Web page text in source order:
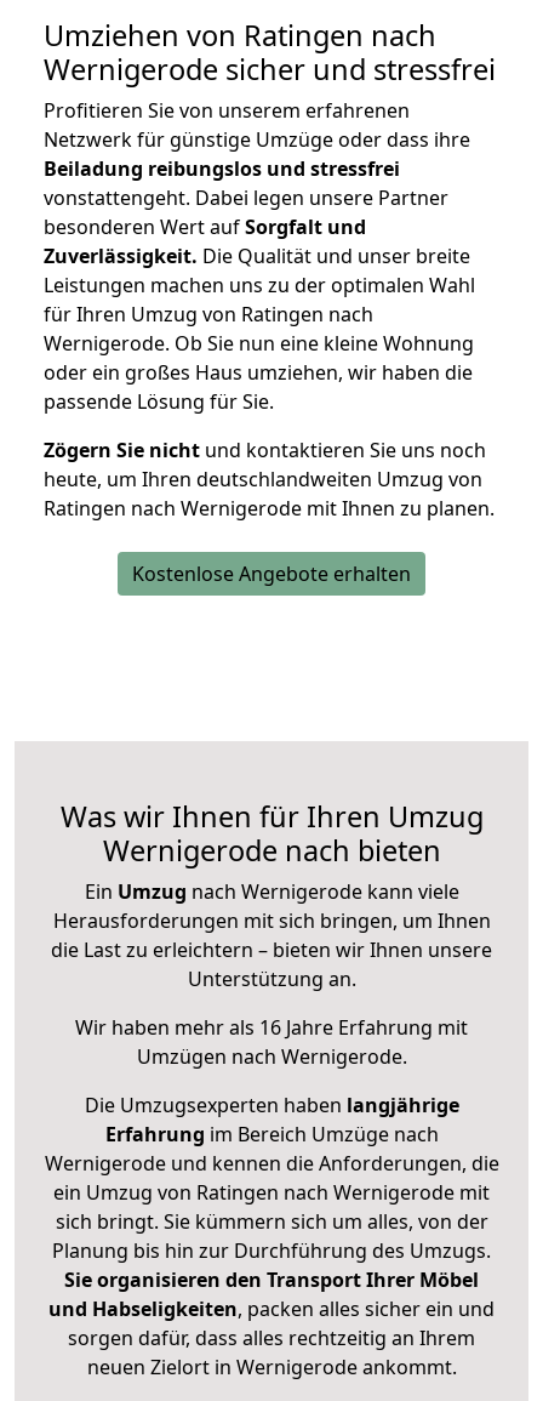
Umziehen von Ratingen nach
Wernigerode sicher und stressfrei
Profitieren Sie von unserem erfahrenen
Netzwerk für günstige Umzüge oder dass ihre
Beiladung reibungslos und stressfrei
vonstattengeht. Dabei legen unsere Partner
besonderen Wert aufSorgfalt und
Zuverlässigkeit. Die Qualität und unser breite
Leistungen machen uns zu der optimalen Wahl
für Ihren Umzug von Ratingen nach
Wernigerode. Ob Sie nun eine kleine Wohnung
oder ein großes Haus umziehen, wir haben die
passende Lösung für Sie.
Zögern Sie nicht und kontaktieren Sie uns noch
heute, um Ihren deutschlandweiten Umzug von
Ratingen nach Wernigerode mit Ihnen zu planen.
Kostenlose Angebote erhalten
Was wir Ihnen für Ihren Umzug
Wernigerode nach bieten
Ein Umzug nach Wernigerode kann viele
Herausforderungen mit sich bringen, um Ihnen
die Last zu erleichtern – bieten wir Ihnen unsere
Unterstützung an.
Wir haben mehr als 16 Jahre Erfahrung mit
Umzügen nach Wernigerode.
Die Umzugsexperten haben langjährige
Erfahrung im Bereich Umzüge nach
Wernigerode und kennen die Anforderungen, die
ein Umzug von Ratingen nach Wernigerode mit
sich bringt. Sie kümmern sich um alles, von der
Planung bis hin zur Durchführung des Umzugs.
Sie organisieren den Transport Ihrer Möbel
und Habseligkeiten, packen alles sicher ein und
sorgen dafür, dass alles rechtzeitig an Ihrem
neuen Zielort in Wernigerode ankommt.